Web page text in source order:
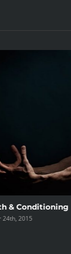
& Conditioning
24th, 2015